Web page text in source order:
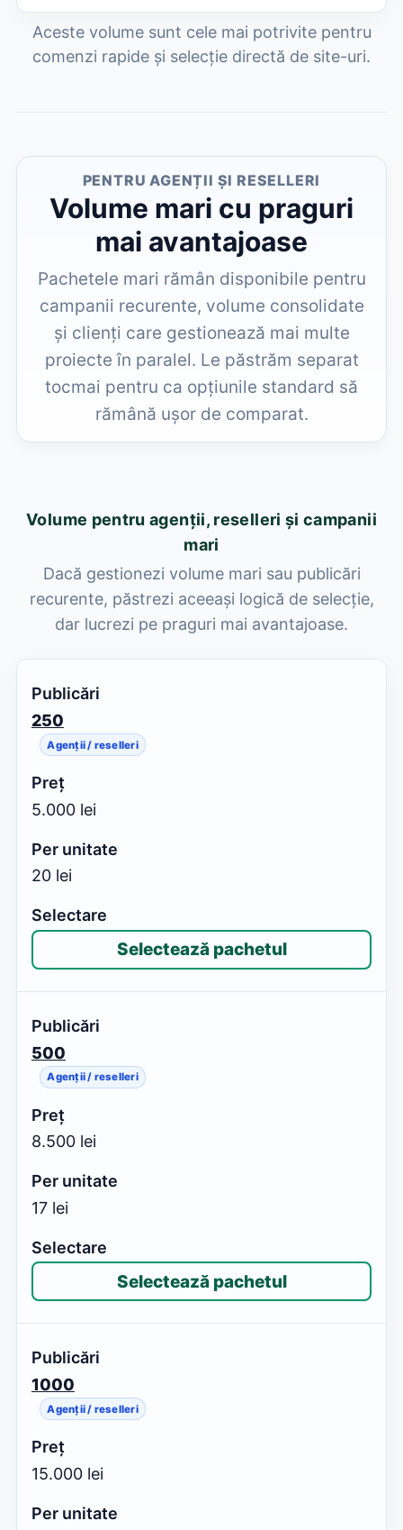
Aceste volume sunt cele mai potrivite pentru
comenzi rapide și selecție directă de site-uri.
PENTRU AGENȚII ȘI RESELLERI
Volume mari cu praguri
mai avantajoase
Pachetele mari rămân disponibile pentru
campanii recurente, volume consolidate
și clienți care gestionează mai multe
proiecte în paralel. Le păstrăm separat
tocmai pentru ca opțiunile standard să
rămână ușor de comparat.
Volume pentru agenții, reselleri și campanii
mari
Dacă gestionezi volume mari sau publicări
recurente, păstrezi aceeași logică de selecție,
dar lucrezi pe praguri mai avantajoase.
250
Agenții / reselleri
5.000 lei
20 lei
Selectează pachetul
500
Agenții / reselleri
8.500 lei
17 lei
Selectează pachetul
1000
Agenții / reselleri
15.000 lei